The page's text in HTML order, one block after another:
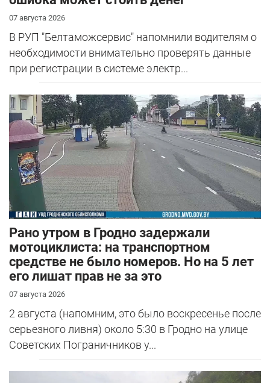
07 августа 2026
В РУП "Белтаможсервис" напомнили водителям о
необходимости внимательно проверять данные
при регистрации в системе электр...
Рано утром в Гродно задержали
мотоциклиста: на транспортном
средстве не было номеров. Но на 5 лет
его лишат прав не за это
07 августа 2026
2 августа (напомним, это было воскресенье после
серьезного ливня) около 5:30 в Гродно на улице
Советских Пограничников у...